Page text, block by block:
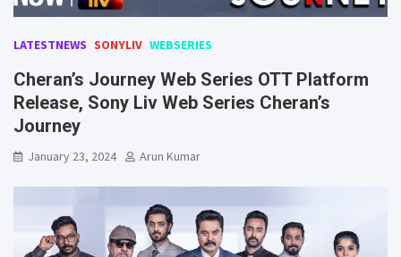
LATESTNEWS SONYLIV WEBSERIES
Cheran’s Journey Web Series OTT Platform
Release, Sony Liv Web Series Cheran’s
Journey
January 23, 2024 Arun Kumar